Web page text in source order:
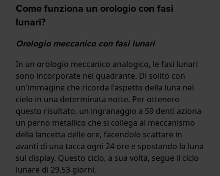
Come funziona un orologio con fasi
lunari?
Orologio meccanico con fasi lunari
In un orologio meccanico analogico, le fasi lunari
sono incorporate nel quadrante. Di solito con
un'immagine che ricorda l'aspetto della luna nel
cielo in una determinata notte. Per ottenere
questo risultato, un ingranaggio a 59 denti aziona
un perno metallico che si collega al meccanismo
della lancetta delle ore, facendolo scattare in
avanti di una tacca ogni 24 ore e spostando la luna
sul display. Questo ciclo, a sua volta, segue il ciclo
lunare di 29,53 giorni.